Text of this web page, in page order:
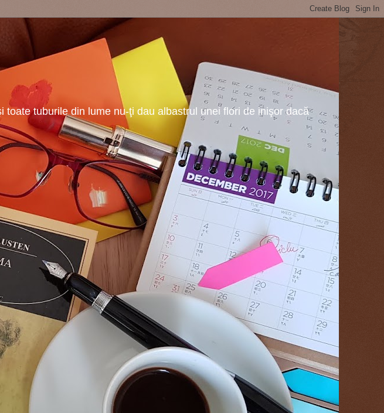
tuburile din lume nu-ţi dau albastrul unei flori de inişor dacă